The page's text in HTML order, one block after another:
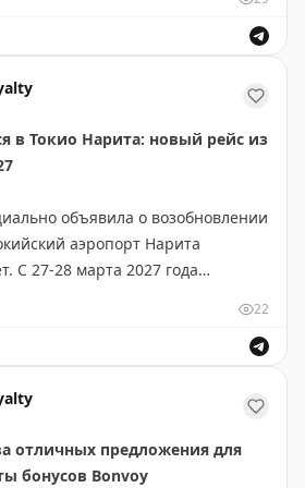
выгодной. Это уже третий
программы лояльности Choice для
Оллила рассказывает о том,
путешественников
при обмене баллов на
региона.
в Токио Нарита: новый рейс из
объявила о возобновлении
аэропорт Нарита
С 27-28 марта 2027 года
4739 км — это
Delta в конкурентной борьбе.
на более удобном
теперь возвращается в Наритy,
22
отличных предложения для
бонусов Bonvoy